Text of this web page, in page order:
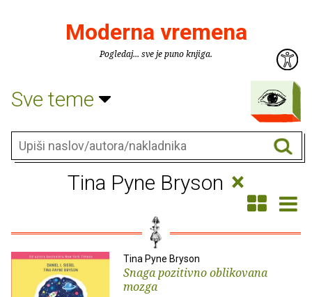
Moderna vremena
Pogledaj... sve je puno knjiga.
Sve teme
Tina Pyne Bryson ×
Tina Pyne Bryson
Snaga pozitivno oblikovana
mozga